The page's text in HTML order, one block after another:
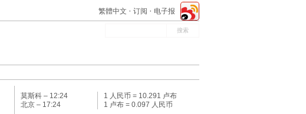
繁體中文 订阅 电子报
莫斯科 – 12:24
北京 – 17:24
1 人民币 = 10.291 卢布
1 卢布 = 0.097 人民币